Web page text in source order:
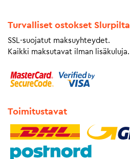
Turvalliset ostokset Slurpilta
SSL-suojatut maksuyhteydet.
Kaikki maksutavat ilman lisäkuluja.
Toimitustavat